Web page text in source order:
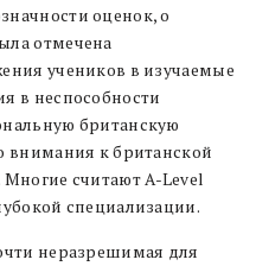
оценок, о
отмечена
учеников в изучаемые
в неспособности
британскую
внимания к британской
Многие считают A-Level
специализации.
неразрешимая для